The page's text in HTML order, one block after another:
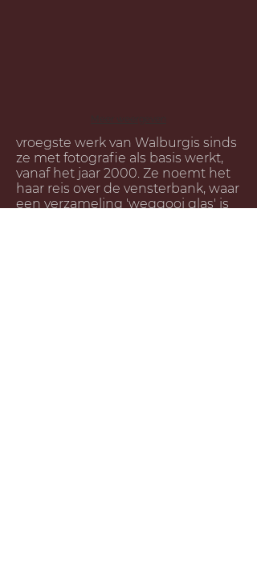
vroegste werk van Walburgis sinds
ze met fotografie als basis werkt,
vanaf het jaar 2000. Ze noemt het
haar reis over de vensterbank, waar
een verzameling 'weggooi glas' is